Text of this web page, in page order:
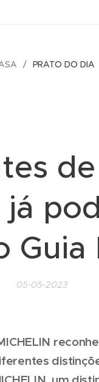
PRATO DO DIA
já
Guia
05-05-2023